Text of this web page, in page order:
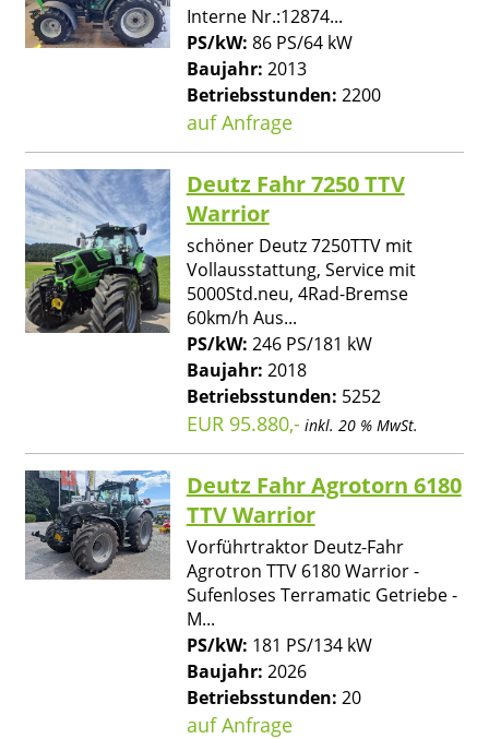
Interne Nr.:12874...
PS/kW: 86 PS/64 kW
Baujahr: 2013
Betriebsstunden: 2200
auf Anfrage
Deutz Fahr 7250 TTV
Warrior
schöner Deutz 7250TTV mit
Vollausstattung, Service mit
5000Std.neu, 4Rad-Bremse
60km/h Aus...
PS/kW: 246 PS/181 kW
Baujahr: 2018
Betriebsstunden: 5252
EUR 95.880,- inkl. 20 % MwSt.
Deutz Fahr Agrotorn 6180
TTV Warrior
Vorführtraktor Deutz-Fahr
Agrotron TTV 6180 Warrior -
Sufenloses Terramatic Getriebe -
M...
PS/kW: 181 PS/134 kW
Baujahr: 2026
Betriebsstunden: 20
auf Anfrage